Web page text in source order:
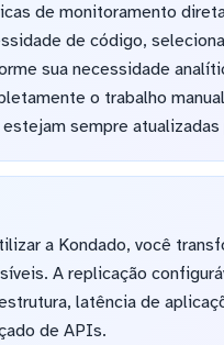
de monitoramento
de código,
sua necessidade
o trabalho
estejam sempre
a Kondado, você
A replicação
latência de
de APIs.